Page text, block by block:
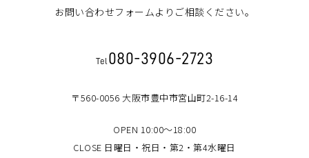
お問い合わせフォームよりご相談ください。
Tel 080-3906-2723
〒560-0056 大阪市豊中市宮山町2-16-14
OPEN 10:00～18:00
CLOSE 日曜日・祝日・第2・第4水曜日